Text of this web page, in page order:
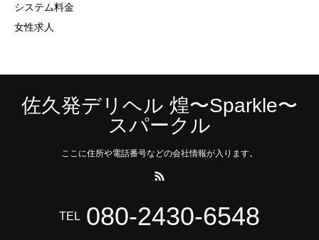
システム料金
女性求人
佐久発デリヘル 煌〜Sparkle〜
スパークル
ここに住所や電話番号などの会社情報が入ります。
TEL 080-2430-6548